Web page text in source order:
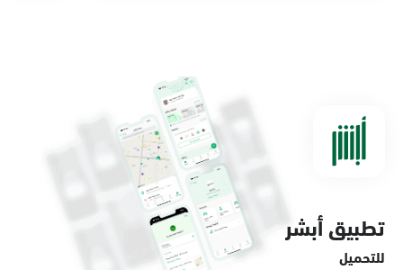
تطبيق أبشر
للتحميل